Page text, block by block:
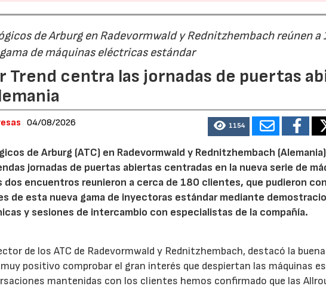
de Arburg en Radevormwald y Rednitzhembach reúnen
de máquinas eléctricas estándar
Trend centra las jornadas de puertas
04/08/2026 1154
de Arburg (ATC) en Radevormwald y Rednitzhembach
jornadas de puertas abiertas centradas en la nueva serie de
dos encuentros reunieron a cerca de 180 clientes, que pudieron
de esta nueva gama de inyectoras estándar mediante
y sesiones de intercambio con especialistas de la compañía.
de los ATC de Radevormwald y Rednitzhembach, destacó la
positivo comprobar el gran interés que despiertan las máquinas
mantenidas con los clientes hemos confirmado que las